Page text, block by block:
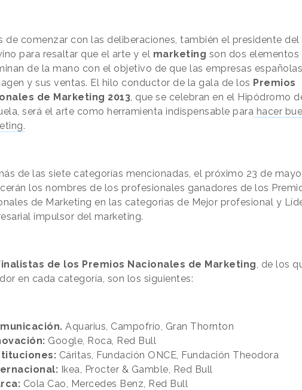
de comenzar con las deliberaciones, también el presidente del
para resaltar que el arte y el marketing son dos elementos
de la mano con el objetivo de que las empresas
y sus ventas. El hilo conductor de la gala de los Premios
de Marketing 2013 , que se celebran en el Hipódromo
será el arte como herramienta indispensable para hacer
de las siete categorías mencionadas, el próximo 23 de
los nombres de los profesionales ganadores de los
de Marketing en las categorías de Mejor profesional y
impulsor del marketing.
de los Premios Nacionales de Marketing , de los
en cada categoría, son los siguientes:
Aquarius, Campofrío, Gran Thornton
Google, Roca, Red Bull
Cáritas, Fundación ONCE, Fundación Theodora
Ikea, Procter & Gamble, Red Bull
Cola Cao, Mercedes Benz, Red Bull